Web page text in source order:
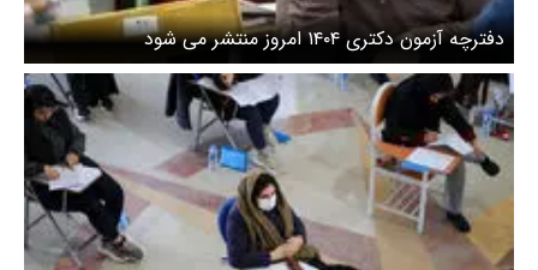
دفترچه آزمون دکتری ۱۴۰۴ امروز منتشر می شود